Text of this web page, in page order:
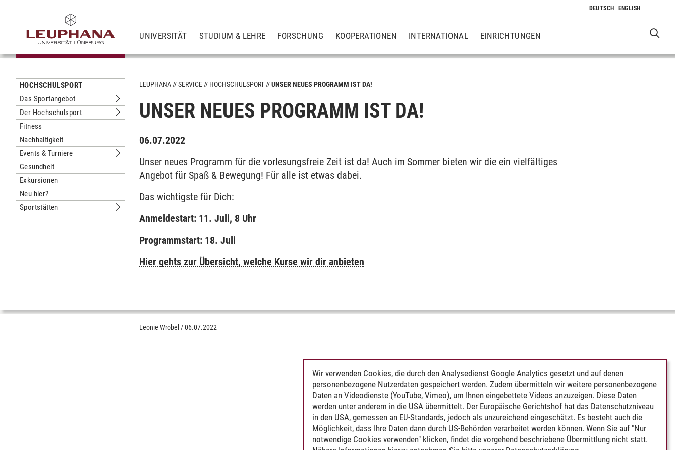
UNIVERSITÄT STUDIUM & LEHRE FORSCHUNG KOOPERATIONEN INTERNATIONAL EINRICHTUNGEN
HOCHSCHULSPORT
Das Sportangebot
Untermenu Das Sportangebot
Der Hochschulsport
Untermenu Der Hochschulsport
Fitness
Nachhaltigkeit
Events & Turniere
Untermenu Events & Turniere
Gesundheit
Exkursionen
Neu hier?
Sportstätten
Untermenu Sportstätten
LEUPHANA SERVICE HOCHSCHULSPORT UNSER NEUES PROGRAMM IST DA!
UNSER NEUES PROGRAMM IST DA!
06.07.2022
Unser neues Programm für die vorlesungsfreie Zeit ist da! Auch im Sommer bieten wir die ein vielfältiges
Angebot für Spaß & Bewegung! Für alle ist etwas dabei.
Das wichtigste für Dich:
Anmeldestart: 11. Juli, 8 Uhr
Programmstart: 18. Juli
Hier gehts zur Übersicht, welche Kurse wir dir anbieten
Leonie Wrobel /06.07.2022
Wir verwenden Cookies, die durch den Analysedienst Google Analytics gesetzt und auf denen
personenbezogene Nutzerdaten gespeichert werden. Zudem übermitteln wir weitere personenbezogene
Daten an Videodienste (YouTube, Vimeo), um Ihnen eingebettete Videos anzuzeigen. Diese Daten
werden unter anderem in die USA übermittelt. Der Europäische Gerichtshof hat das Datenschutzniveau
in den USA, gemessen an EU-Standards, jedoch als unzureichend eingeschätzt. Es besteht auch die
Möglichkeit, dass Ihre Daten dann durch US-Behörden verarbeitet werden können. Wenn Sie auf "Nur
notwendige Cookies verwenden" klicken, findet die vorgehend beschriebene Übermittlung nicht statt.